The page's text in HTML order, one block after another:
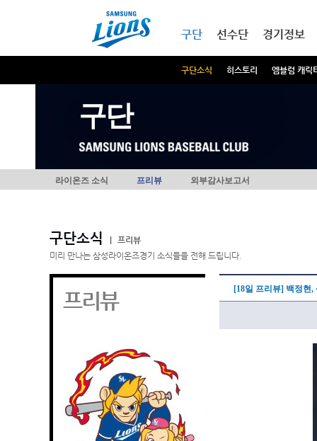
구단
구단소식 히스토리 엠블럼 캐릭
선수단 경기정보
구단
라이온즈 소식 프리뷰 외부감사보고서
구단소식
프리뷰
미리 만나는 삼성라이온즈경기 소식들을 전해 드립니다.
프리뷰 [18일 프리뷰] 백정현